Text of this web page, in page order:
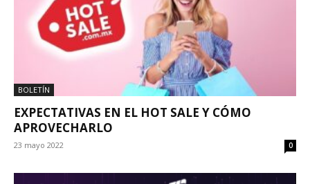
BOLETÍN
EXPECTATIVAS EN EL HOT SALE Y CÓMO
APROVECHARLO
23 mayo 2022 0